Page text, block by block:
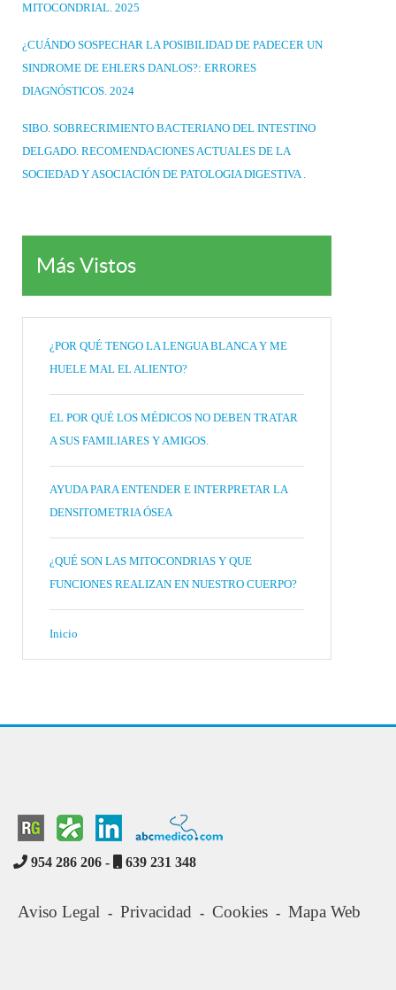
MITOCONDRIAL. 2025
¿CUÁNDO SOSPECHAR LA POSIBILIDAD DE PADECER UN
SINDROME DE EHLERS DANLOS?: ERRORES
DIAGNÓSTICOS. 2024
SIBO. SOBRECRIMIENTO BACTERIANO DEL INTESTINO
DELGADO. RECOMENDACIONES ACTUALES DE LA
SOCIEDAD Y ASOCIACIÓN DE PATOLOGIA DIGESTIVA .
Más Vistos
¿POR QUÉ TENGO LA LENGUA BLANCA Y ME
HUELE MAL EL ALIENTO?
EL POR QUÉ LOS MÉDICOS NO DEBEN TRATAR
A SUS FAMILIARES Y AMIGOS.
AYUDA PARA ENTENDER E INTERPRETAR LA
DENSITOMETRIA ÓSEA
¿QUÉ SON LAS MITOCONDRIAS Y QUE
FUNCIONES REALIZAN EN NUESTRO CUERPO?
Inicio
954 286 206 - 639 231 348
Aviso Legal - Privacidad - Cookies - Mapa Web